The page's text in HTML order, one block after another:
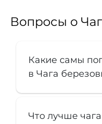
Вопросы о
Какие самы
в Чага
Что лучше